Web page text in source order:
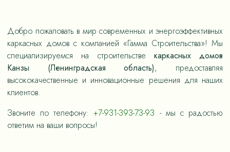
Добро пожаловать в мир современных и энергоэффективных
каркасных домов с компанией «Гамма Строительства»! Мы
специализируемся на строительстве каркасных домов
Канзы (Ленинградская область), предоставляя
высококачественные и инновационные решения для наших
клиентов.
Звоните по телефону:+7-931-393-73-93 - мы с радостью
ответим на ваши вопросы!